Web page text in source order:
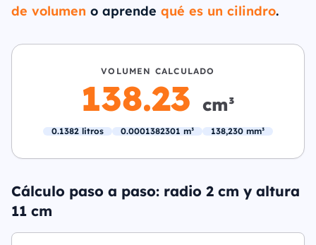
de volumen o aprende qué es un cilindro.
VOLUMEN CALCULADO
138.23 cm³
0.1382 litros 0.0001382301 m³ 138,230 mm³
Cálculo paso a paso: radio 2 cm y altura
11 cm